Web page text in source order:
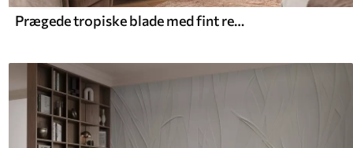
Prægede tropiske blade med fint relief i varme beige nuancer